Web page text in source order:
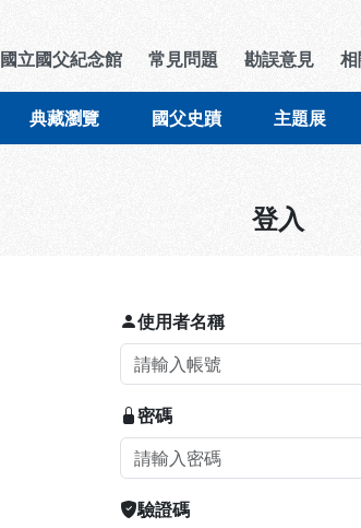
導覽列區塊
國立國父紀念館 常見問題 勘誤意見
典藏瀏覽 國父史蹟 主題展
登入
使用者名稱
密碼
驗證碼